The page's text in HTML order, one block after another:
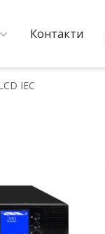
Контакти
IEC